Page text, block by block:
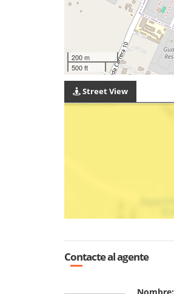
200 m
500 ft
Street View
Contacte al agente
Nombre: